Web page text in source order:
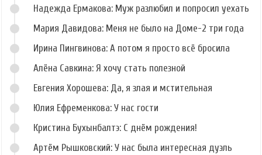
Надежда Ермакова: Муж разлюбил и попросил уехать
Мария Давидова: Меня не было на Доме-2 три года
Ирина Пингвинова: А потом я просто всё бросила
Алёна Савкина: Я хочу стать полезной
Евгения Хорошева: Да, я злая и мстительная
Юлия Ефременкова: У нас гости
Кристина Бухынбалтэ: С днём рождения!
Артём Рышковский: У нас была интересная дуэль